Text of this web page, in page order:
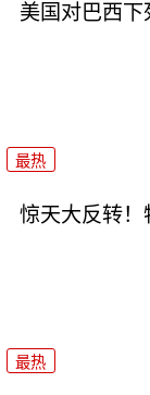
美国对巴西
最热
惊天大反转！
最热